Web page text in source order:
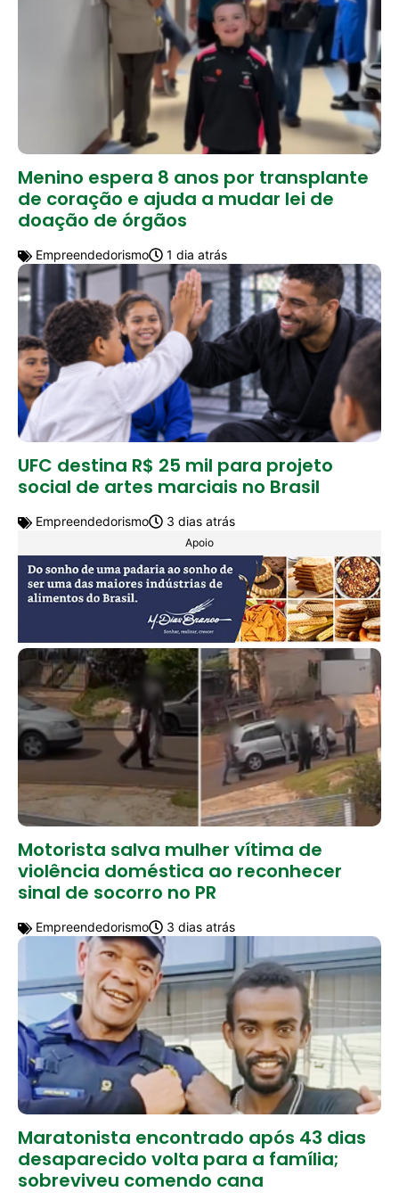
Menino espera 8 anos por transplante
de coração e ajuda a mudar lei de
doação de órgãos
Empreendedorismo 1 dia atrás
UFC destina R$ 25 mil para projeto
social de artes marciais no Brasil
Empreendedorismo 3 dias atrás
Apoio
Motorista salva mulher vítima de
violência doméstica ao reconhecer
sinal de socorro no PR
Empreendedorismo 3 dias atrás
Maratonista encontrado após 43 dias
desaparecido volta para a família;
sobreviveu comendo cana